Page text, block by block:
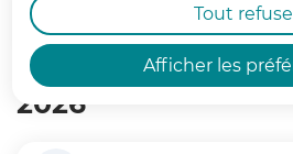
Afficher les
Tout
concernés ainsi que les
décidé la mise en œuvre de
renforcées visant à protéger
2026